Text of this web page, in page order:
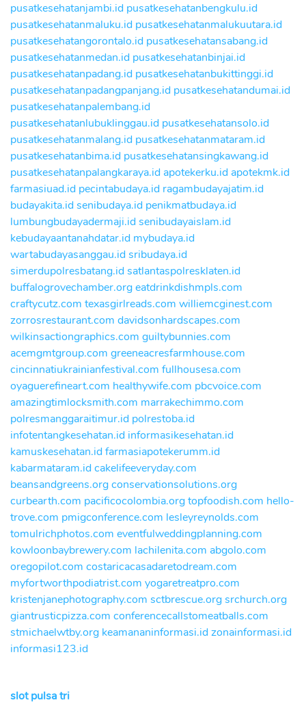
pusatkesehatanjambi.id pusatkesehatanbengkulu.id
pusatkesehatanmaluku.id pusatkesehatanmalukuutara.id
pusatkesehatangorontalo.id pusatkesehatansabang.id
pusatkesehatanmedan.id pusatkesehatanbinjai.id
pusatkesehatanpadang.id pusatkesehatanbukittinggi.id
pusatkesehatanpadangpanjang.id pusatkesehatandumai.id
pusatkesehatanpalembang.id
pusatkesehatanlubuklinggau.id pusatkesehatansolo.id
pusatkesehatanmalang.id pusatkesehatanmataram.id
pusatkesehatanbima.id pusatkesehatansingkawang.id
pusatkesehatanpalangkaraya.id apotekerku.id apotekmk.id
farmasiuad.id pecintabudaya.id ragambudayajatim.id
budayakita.idsenibudaya.id penikmatbudaya.id
lumbungbudayadermaji.idsenibudayaislam.id
kebudayaantanahdatar.id mybudaya.id
wartabudayasanggau.idsribudaya.id
simerdupolresbatang.idsatlantaspolresklaten.id
buffalogrovechamber.orgeatdrinkdishmpls.com
craftycutz.com texasgirlreads.com williemcginest.com
zorrosrestaurant.com davidsonhardscapes.com
wilkinsactiongraphics.com guiltybunnies.com
acemgmtgroup.com greeneacresfarmhouse.com
cincinnatiukrainianfestival.com fullhousesa.com
oyaguerefineart.com healthywife.com pbcvoice.com
amazingtimlocksmith.com marrakechimmo.com
polresmanggaraitimur.id polrestoba.id
infotentangkesehatan.id informasikesehatan.id
kamuskesehatan.idfarmasiapotekerumm.id
kabarmataram.idcakelifeeveryday.com
beansandgreens.orgconservationsolutions.org
curbearth.com pacificocolombia.orgtopfoodish.com hello-
trove.com pmigconference.com lesleyreynolds.com
tomulrichphotos.com eventfulweddingplanning.com
kowloonbaybrewery.com lachilenita.com abgolo.com
oregopilot.com costaricacasadaretodream.com
myfortworthpodiatrist.com yogaretreatpro.com
kristenjanephotography.com sctbrescue.orgsrchurch.org
giantrusticpizza.com conferencecallstomeatballs.com
stmichaelwtby.org keamananinformasi.idzonainformasi.id
informasi123.id
slot pulsa tri